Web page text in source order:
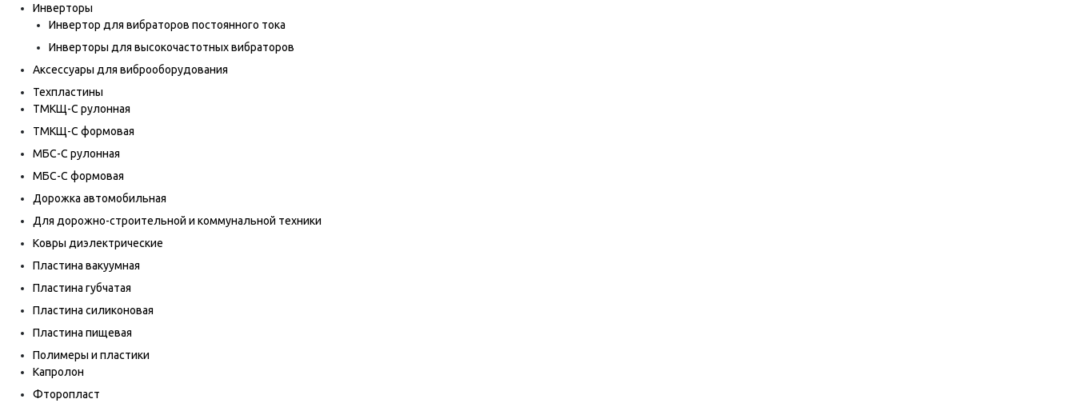
Инверторы
Инвертор для вибраторов постоянного тока
Инверторы для высокочастотных вибраторов
Аксессуары для виброоборудования
Техпластины
ТМКЩ-С рулонная
ТМКЩ-С формовая
МБС-С рулонная
МБС-С формовая
Дорожка автомобильная
Для дорожно-строительной и коммунальной техники
Ковры диэлектрические
Пластина вакуумная
Пластина губчатая
Пластина силиконовая
Пластина пищевая
Полимеры и пластики
Капролон
Фторопласт